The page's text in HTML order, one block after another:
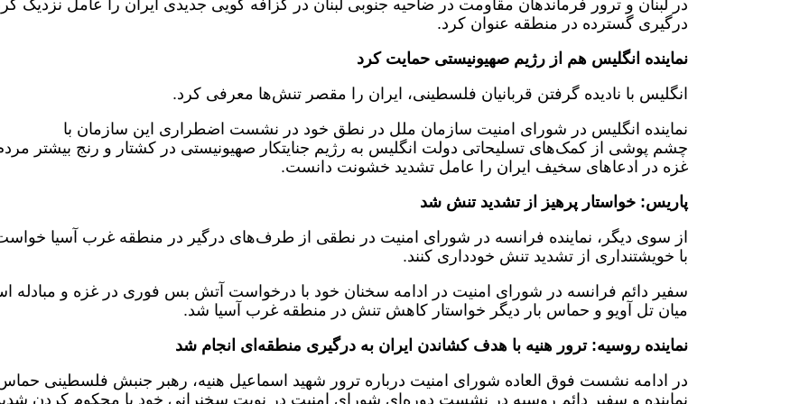
در لبنان و ترور فرماندهان مقاومت در ضاحیه جنوبی لبنان در گزافه گویی جدیدی ایران را عامل نزدیک
درگیری گسترده در منطقه عنوان کرد.
نماینده انگلیس هم از رژیم صهیونیستی حمایت کرد
انگلیس با نادیده گرفتن قربانیان فلسطینی، ایران را مقصر تنش‌ها معرفی کرد.
نماینده انگلیس در شورای امنیت سازمان ملل در نطق خود در نشست اضطراری این سازمان با
چشم پوشی از کمک‌های تسلیحاتی دولت انگلیس به رژیم جنایتکار صهیونیستی در کشتار و رنج بیشتر
غزه در ادعاهای سخیف ایران را عامل تشدید خشونت دانست.
پاریس: خواستار پرهیز از تشدید تنش شد
از سوی دیگر، نماینده فرانسه در شورای امنیت در نطقی از طرف‌های درگیر در منطقه غرب آسیا
با خویشتنداری از تشدید تنش خودداری کنند.
سفیر دائم فرانسه در شورای امنیت در ادامه سخنان خود با درخواست آتش بس فوری در غزه و مبادله
میان تل آویو و حماس بار دیگر خواستار کاهش تنش در منطقه غرب آسیا شد.
نماینده روسیه: ترور هنیه با هدف کشاندن ایران به درگیری منطقه‌ای انجام شد
در ادامه نشست فوق العاده شورای امنیت درباره ترور شهید اسماعیل هنیه، رهبر جنبش فلسطینی
نماینده و سفیر دائم روسیه در نشست دوره‌ای شورای امنیت در نوبت سخنرانی خود با محکوم کردن